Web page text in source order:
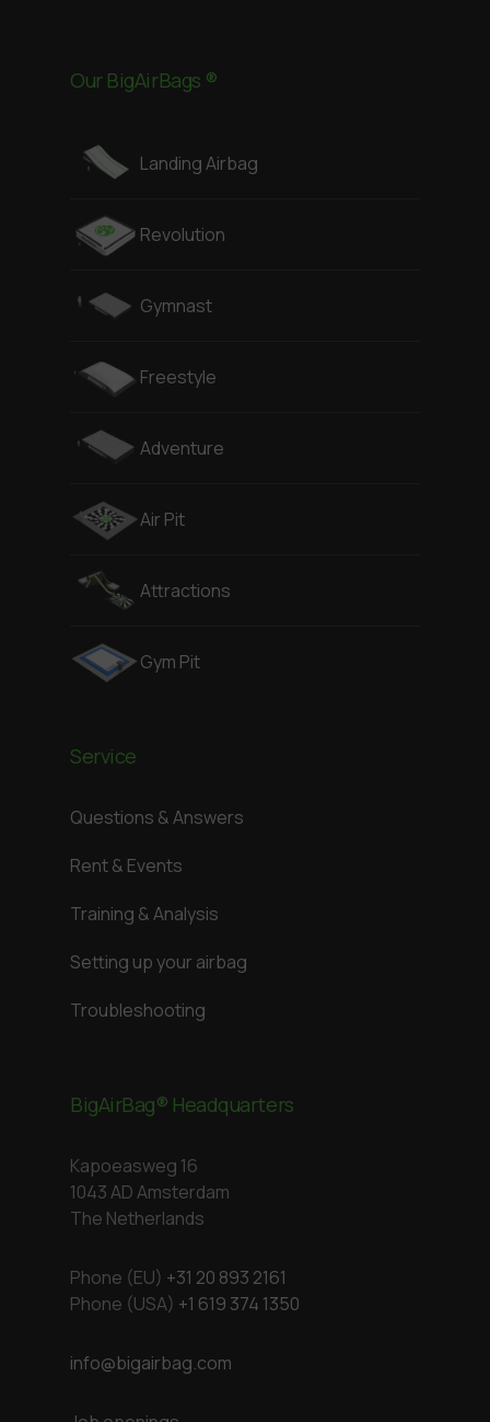
Our BigAirBags ®
Landing Airbag
Revolution
Gymnast
Freestyle
Adventure
Air Pit
Attractions
Gym Pit
Service
Questions & Answers
Rent & Events
Training & Analysis
Setting up your airbag
Troubleshooting
BigAirBag® Headquarters
Kapoeasweg 16
1043 AD Amsterdam
The Netherlands
Phone (EU) +31 20 893 2161
Phone (USA) +1 619 374 1350
info@bigairbag.com